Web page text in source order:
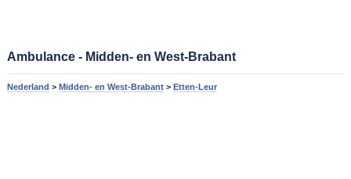
Ambulance - Midden- en West-Brabant
Nederland > Midden- en West-Brabant> Etten-Leur